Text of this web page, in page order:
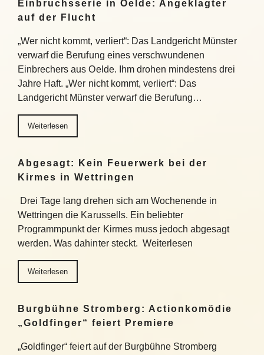
Einbruchsserie in Oelde: Angeklagter
auf der Flucht
„Wer nicht kommt, verliert“: Das Landgericht Münster
verwarf die Berufung eines verschwundenen
Einbrechers aus Oelde. Ihm drohen mindestens drei
Jahre Haft. „Wer nicht kommt, verliert“: Das
Landgericht Münster verwarf die Berufung…
Weiterlesen
Abgesagt: Kein Feuerwerk bei der
Kirmes in Wettringen
Drei Tage lang drehen sich am Wochenende in
Wettringen die Karussells. Ein beliebter
Programmpunkt der Kirmes muss jedoch abgesagt
werden. Was dahinter steckt. Weiterlesen
Weiterlesen
Burgbühne Stromberg: Actionkomödie
„Goldfinger“ feiert Premiere
„Goldfinger“ feiert auf der Burgbühne Stromberg